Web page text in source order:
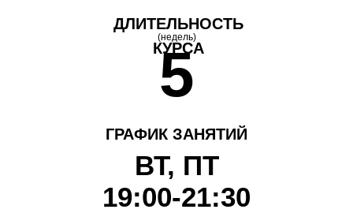
ДЛИТЕЛЬНОСТЬ
КУРСА
5
(недель)
ГРАФИК ЗАНЯТИЙ
19:00-21:30
ВТ, ПТ